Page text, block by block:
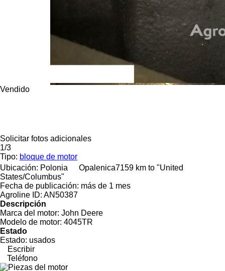
Vendido
Solicitar fotos adicionales
1/3
Tipo: bloque de motor
Ubicación: Polonia Opalenica7159 km to "United
States/Columbus"
Fecha de publicación: más de 1 mes
Agroline ID: AN50387
Descripción
Marca del motor: John Deere
Modelo de motor: 4045TR
Estado
Estado: usados
Escribir
Teléfono